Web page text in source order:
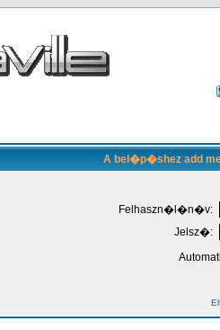
A bel�p�shez add
Felhaszn�l�n�v:
Jelsz�: